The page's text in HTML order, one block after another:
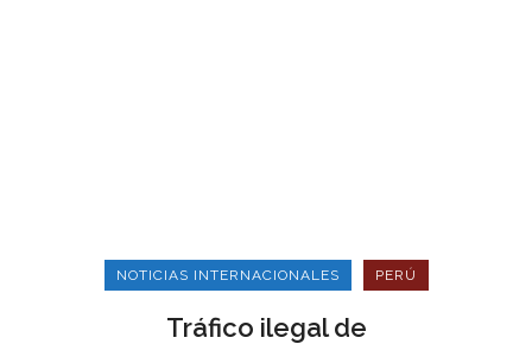
NOTICIAS INTERNACIONALES PERÚ
Tráfico ilegal de